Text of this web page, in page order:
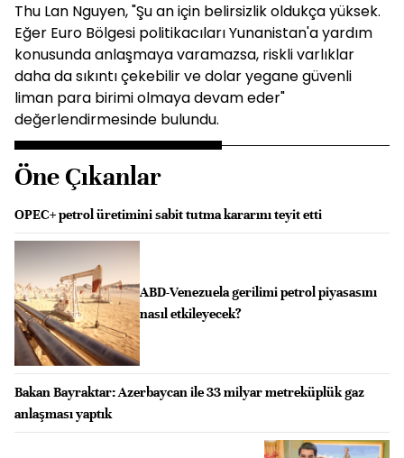
Thu Lan Nguyen, "Şu an için belirsizlik oldukça yüksek.
Eğer Euro Bölgesi politikacıları Yunanistan'a yardım
konusunda anlaşmaya varamazsa, riskli varlıklar
daha da sıkıntı çekebilir ve dolar yegane güvenli
liman para birimi olmaya devam eder"
değerlendirmesinde bulundu.
Öne Çıkanlar
OPEC+ petrol üretimini sabit tutma kararını teyit etti
ABD-Venezuela gerilimi petrol piyasasını
nasıl etkileyecek?
Bakan Bayraktar: Azerbaycan ile 33 milyar metreküplük gaz
anlaşması yaptık